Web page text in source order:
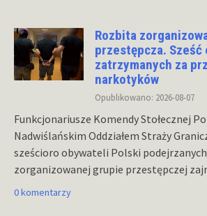
Rozbita
przestępcza. Sześć
zatrzymanych za
narkotyków
Opublikowano: 2026-08-07
Funkcjonariusze Komendy Stołecznej
Nadwiślańskim Oddziałem Straży
sześcioro obywateli Polski podejrzanych
zorganizowanej grupie przestępczej
0 komentarzy